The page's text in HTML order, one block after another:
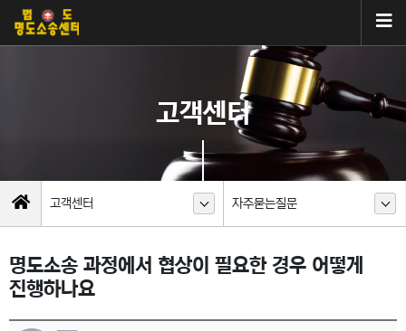
고객센터
고객센터 자주묻는질문
명도소송 과정에서 협상이 필요한 경우 어떻게
진행하나요